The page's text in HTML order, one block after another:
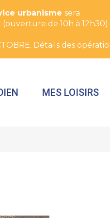
urbanisme sera
(ouverture de 10h à
Détails des
MES LOISIRS